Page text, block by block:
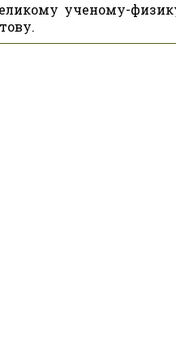
ученому-